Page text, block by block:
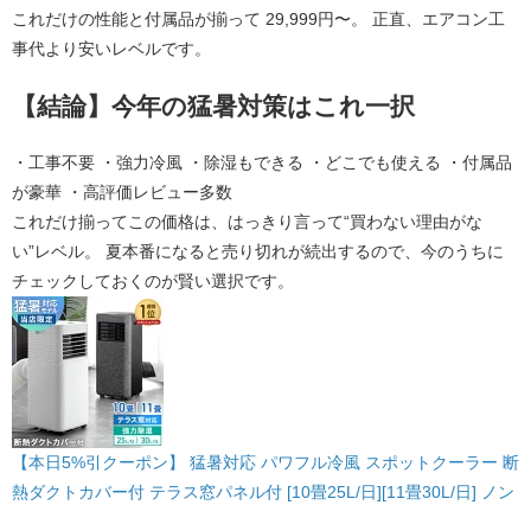
これだけの性能と付属品が揃って 29,999円〜。 正直、エアコン工
事代より安いレベルです。
【結論】今年の猛暑対策はこれ一択
・工事不要 ・強力冷風 ・除湿もできる ・どこでも使える ・付属品
が豪華 ・高評価レビュー多数
これだけ揃ってこの価格は、はっきり言って“買わない理由がな
い”レベル。 夏本番になると売り切れが続出するので、今のうちに
チェックしておくのが賢い選択です。
【本日5%引クーポン】 猛暑対応 パワフル冷風 スポットクーラー 断
熱ダクトカバー付 テラス窓パネル付 [10畳25L/日][11畳30L/日] ノン